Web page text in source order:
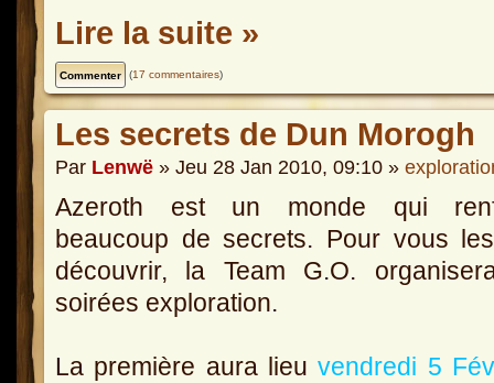
Lire la suite »
(17 commentaires)
Les secrets de Dun Morogh
Par Lenwë » Jeu 28 Jan 2010, 09:10 »
Azeroth est un monde qui
beaucoup de secrets. Pour vous
découvrir, la Team G.O.
soirées exploration.
La première aura lieuvendredi 5